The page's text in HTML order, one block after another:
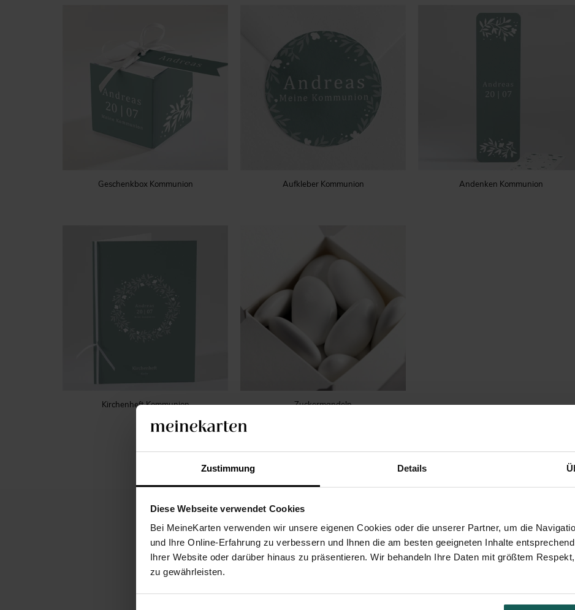
Zustimmung Details
Diese Webseite verwendet Cookies
Bei MeineKarten verwenden wir unsere eigenen Cookies oder die unserer Partner, um die
und Ihre Online-Erfahrung zu verbessern und Ihnen die am besten geeigneten Inhalte
Ihrer Website oder darüber hinaus zu präsentieren. Wir behandeln Ihre Daten mit größtem
zu gewährleisten.
Geschenkbox Kommunion Aufkleber Kommunion Andenken Kommunion
Kirchenheft Kommunion Zuckermandeln
BESCHREIBUNG VEREDLUNG UNSERE VERPFLICHTUNG
originelles Andenken schenken? Wir bieten Ihnen eine Auswahl an Kerzen aus natürlichem Sojawachs,